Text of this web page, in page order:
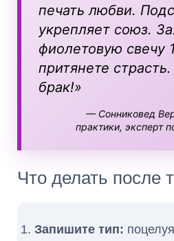
печать любви.
укрепляет союз.
фиолетовую свечу
притянете
брак!»
— Сонниковед
практики, эксперт
Что делать после
Запишите тип: